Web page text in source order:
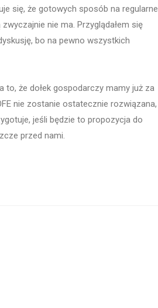
się, że gotowych sposób na regularne
nie ma. Przyglądałem się
bo na pewno wszystkich
to, że dołek gospodarczy mamy już za
nie zostanie ostatecznie rozwiązana,
jeśli będzie to propozycja do
przed nami.